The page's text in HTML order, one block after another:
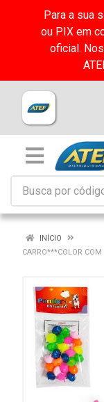
Para a sua
ou PIX em
oficial.
INÍCIO
CARRO***COLOR